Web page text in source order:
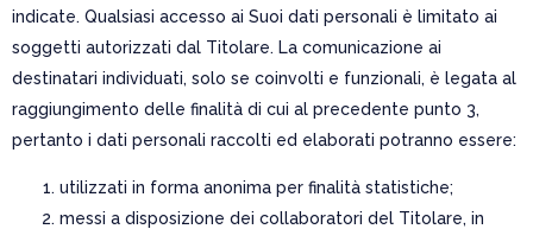
indicate. Qualsiasi accesso ai Suoi dati personali è limitato ai
soggetti autorizzati dal Titolare. La comunicazione ai
destinatari individuati, solo se coinvolti e funzionali, è legata al
raggiungimento delle finalità di cui al precedente punto 3,
pertanto i dati personali raccolti ed elaborati potranno essere:
utilizzati in forma anonima per finalità statistiche;
messi a disposizione dei collaboratori del Titolare, in